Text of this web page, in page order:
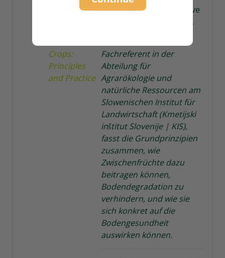
Soil Health
Crops:
Principles
and Practice
degradation and can have
an impact on soil health.
Fachreferent in der
Abteilung für
Agrarökologie und
natürliche Ressourcen am
Slowenischen Institut für
Landwirtschaft (Kmetijski
inštitut Slovenije | KIS),
fasst die Grundprinzipien
zusammen, wie
Zwischenfrüchte dazu
beitragen können,
Bodendegradation zu
verhindern, und wie sie
sich konkret auf die
Bodengesundheit
auswirken können.